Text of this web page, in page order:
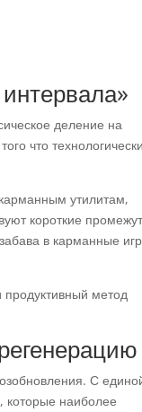
деление на
что
утилитам,
короткие
в карманные
продуктивный метод
С
которые наиболее